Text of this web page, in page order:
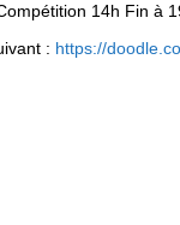
14h Fin à
: https://